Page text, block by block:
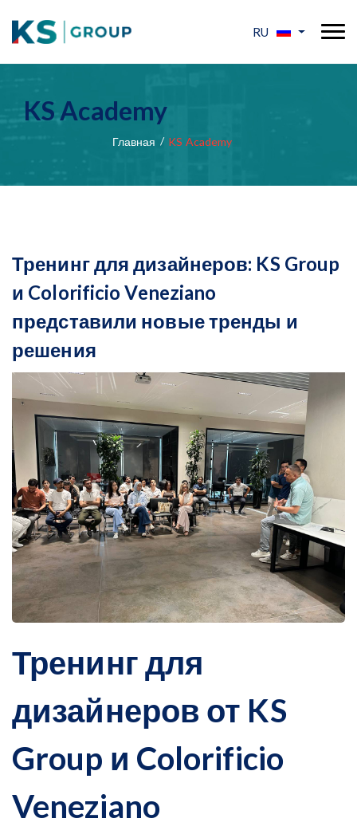
RU
KS Academy
Главная KS Academy
Тренинг для дизайнеров: KS Group
и Colorificio Veneziano
представили новые тренды и
решения
Тренинг для
дизайнеров от KS
Group и Colorificio
Veneziano